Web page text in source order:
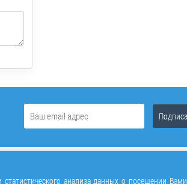
анализа данных о посещении Вами